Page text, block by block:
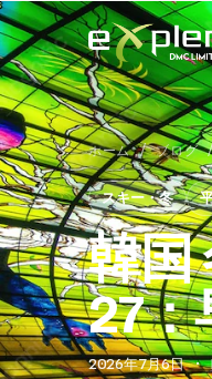
ホーム / ブログ
スキー・冬
韓国
27：
2026年7月6日 ·